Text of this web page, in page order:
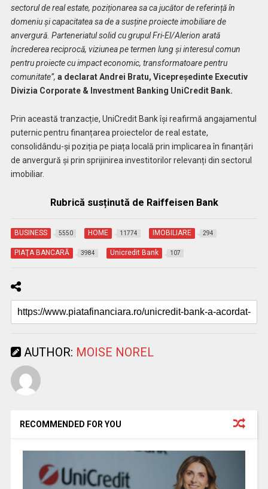
sectorul de real estate, poziționarea sa ca jucător de referință în
domeniu și capacitatea sa de a susține proiecte imobiliare de
anvergură. Parteneriatul solid cu grupul Fri-El/Alerion arată
încrederea reciprocă, viziunea pe termen lung și interesul comun
pentru proiecte cu impact economic, transformatoare pentru
comunitate”, a declarat Andrei Bratu, Vicepreședinte Executiv
Divizia Corporate & Investment Banking UniCredit Bank.
Prin această tranzacție, UniCredit Bank își reafirmă angajamentul
puternic pentru finanțarea proiectelor de real estate,
consolidându-și poziția pe piața locală prin implicarea în finanțări
de anvergură și prin sprijinirea investitorilor relevanți din sectorul
imobiliar.
Rubrică susținută de Raiffeisen Bank
BUSINESS 5550 HOME 11774 IMOBILIARE 294
PIAŢA BANCARĂ 3984 Unicredit Bank 107
AUTHOR: MOISE NOREL
RECOMMENDED FOR YOU